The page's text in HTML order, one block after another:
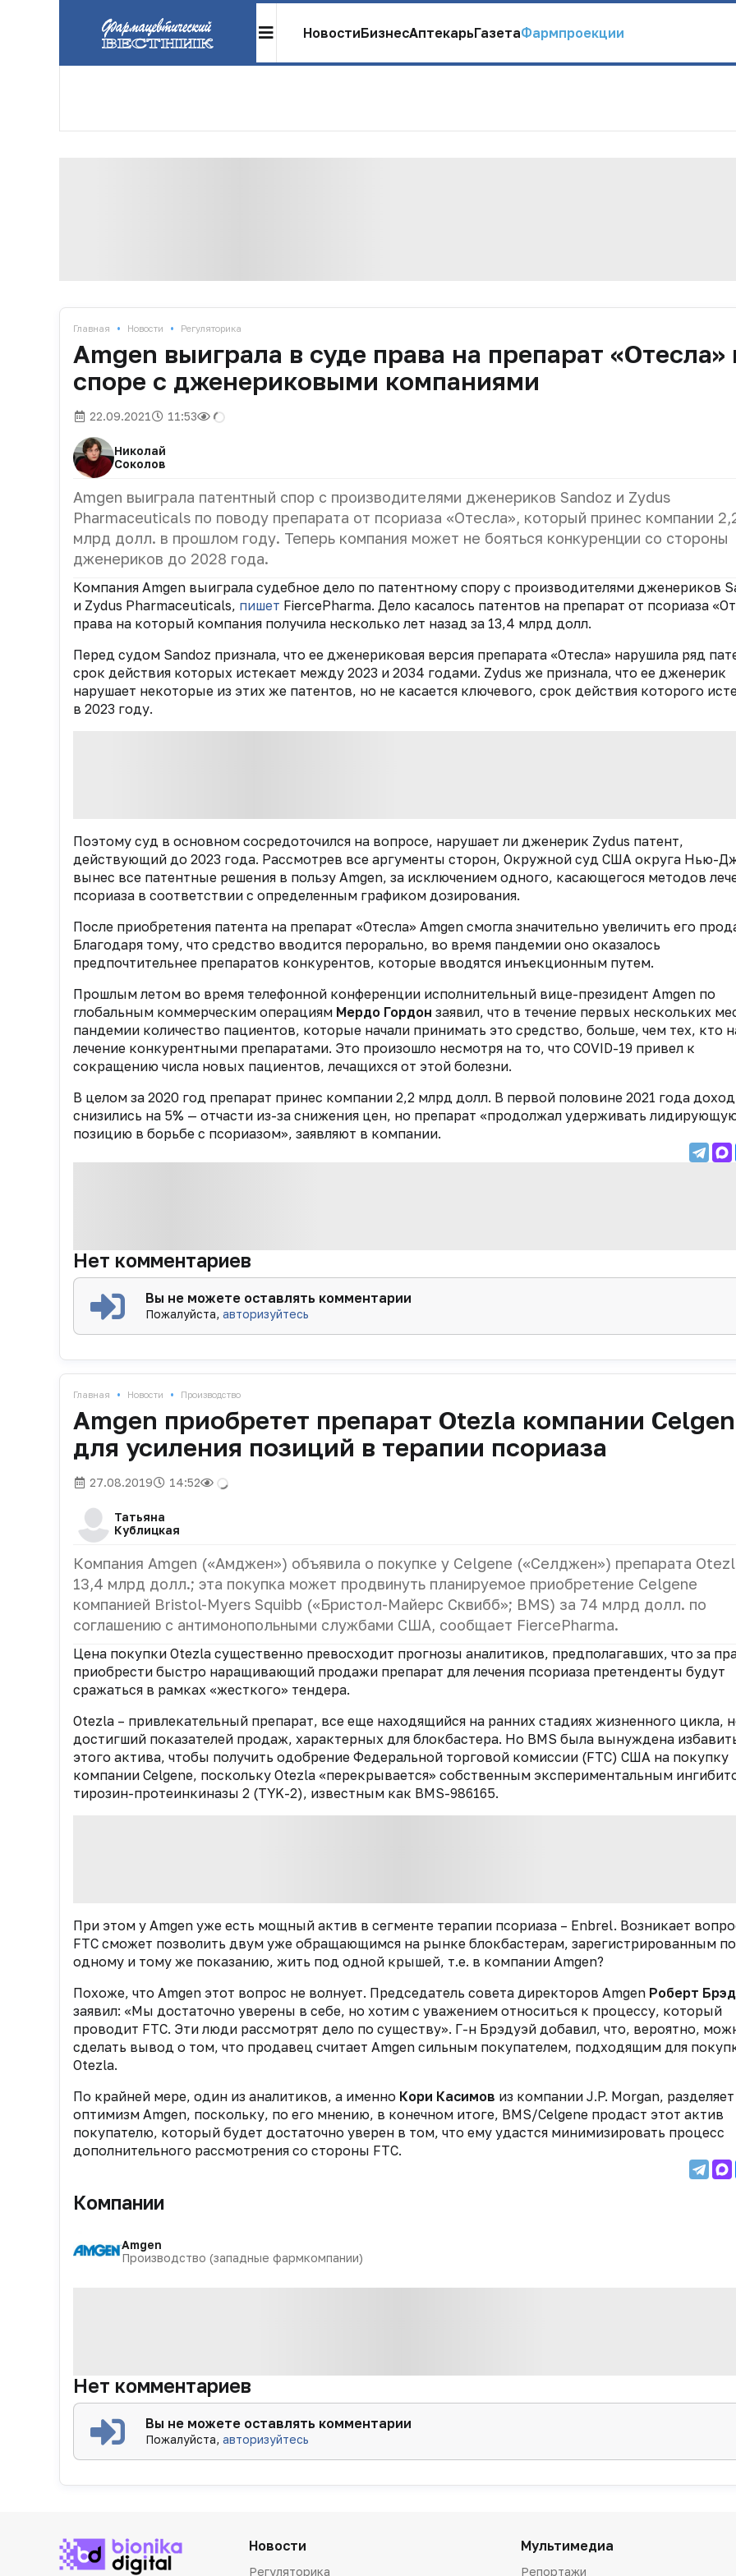
НовостиБизнесАптекарьГазетаФармпроекции
Главная • Новости • Регуляторика
Amgen выиграла в суде права на препарат «Отесла»
споре с дженериковыми компаниями
22.09.2021 11:53
Николай
Соколов
Amgen выиграла патентный спор с производителями дженериков Sandoz и Zydus
Pharmaceuticals по поводу препарата от псориаза «Отесла», который принес компании
млрд долл. в прошлом году. Теперь компания может не бояться конкуренции со стороны
дженериков до 2028 года.
Компания Amgen выиграла судебное дело по патентному спору с производителями дженериков
и Zydus Pharmaceuticals, пишет FiercePharma. Дело касалось патентов на препарат от псориаза
права на который компания получила несколько лет назад за 13,4 млрд долл.
Перед судом Sandoz признала, что ее дженериковая версия препарата «Отесла» нарушила ряд
срок действия которых истекает между 2023 и 2034 годами. Zydus же признала, что ее дженерик
нарушает некоторые из этих же патентов, но не касается ключевого, срок действия которого
в 2023 году.
Поэтому суд в основном сосредоточился на вопросе, нарушает ли дженерик Zydus патент,
действующий до 2023 года. Рассмотрев все аргументы сторон, Окружной суд США округа Нью-
вынес все патентные решения в пользу Amgen, за исключением одного, касающегося методов
псориаза в соответствии с определенным графиком дозирования.
После приобретения патента на препарат «Отесла» Amgen смогла значительно увеличить его
Благодаря тому, что средство вводится перорально, во время пандемии оно оказалось
предпочтительнее препаратов конкурентов, которые вводятся инъекционным путем.
Прошлым летом во время телефонной конференции исполнительный вице-президент Amgen по
глобальным коммерческим операциям Мердо Гордон заявил, что в течение первых нескольких
пандемии количество пациентов, которые начали принимать это средство, больше, чем тех, кто
лечение конкурентными препаратами. Это произошло несмотря на то, что COVID-19 привел к
сокращению числа новых пациентов, лечащихся от этой болезни.
В целом за 2020 год препарат принес компании 2,2 млрд долл. В первой половине 2021 года
снизились на 5% — отчасти из-за снижения цен, но препарат «продолжал удерживать
позицию в борьбе с псориазом», заявляют в компании.
Нет комментариев
Вы не можете оставлять комментарии
Пожалуйста,авторизуйтесь
Главная • Новости • Производство
Amgen приобретет препарат Otezla компании
для усиления позиций в терапии псориаза
27.08.2019 14:52
Татьяна
Кублицкая
Компания Amgen («Амджен») объявила о покупке у Celgene («Селджен») препарата
13,4 млрд долл.; эта покупка может продвинуть планируемое приобретение Celgene
компанией Bristol-Myers Squibb («Бристол-Майерс Сквибб»; BMS) за 74 млрд долл. по
соглашению с антимонопольными службами США, сообщает FiercePharma.
Цена покупки Otezla существенно превосходит прогнозы аналитиков, предполагавших, что за
приобрести быстро наращивающий продажи препарат для лечения псориаза претенденты будут
сражаться в рамках «жесткого» тендера.
Otezla – привлекательный препарат, все еще находящийся на ранних стадиях жизненного цикла,
достигший показателей продаж, характерных для блокбастера. Но BMS была вынуждена
этого актива, чтобы получить одобрение Федеральной торговой комиссии (FTC) США на покупку
компании Celgene, поскольку Otezla «перекрывается» собственным экспериментальным
тирозин-протеинкиназы 2 (TYK-2), известным как BMS-986165.
При этом у Amgen уже есть мощный актив в сегменте терапии псориаза – Enbrel. Возникает
FTC сможет позволить двум уже обращающимся на рынке блокбастерам, зарегистрированным по
одному и тому же показанию, жить под одной крышей, т.е. в компании Amgen?
Похоже, что Amgen этот вопрос не волнует. Председатель совета директоров Amgen Роберт
заявил: «Мы достаточно уверены в себе, но хотим с уважением относиться к процессу, который
проводит FTC. Эти люди рассмотрят дело по существу». Г-н Брэдуэй добавил, что, вероятно,
сделать вывод о том, что продавец считает Amgen сильным покупателем, подходящим для
Otezla.
По крайней мере, один из аналитиков, а именно Кори Касимов из компании J.P. Morgan, разделяет
оптимизм Amgen, поскольку, по его мнению, в конечном итоге, BMS/Celgene продаст этот актив
покупателю, который будет достаточно уверен в том, что ему удастся минимизировать процесс
дополнительного рассмотрения со стороны FTC.
Компании
Amgen
Производство (западные фармкомпании)
Нет комментариев
Вы не можете оставлять комментарии
Пожалуйста,авторизуйтесь
Новости
Регуляторика
Мультимедиа
Репортажи